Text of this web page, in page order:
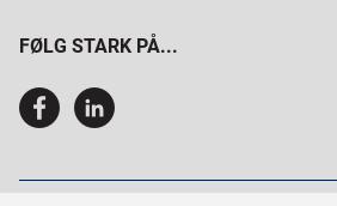
FØLG STARK PÅ...